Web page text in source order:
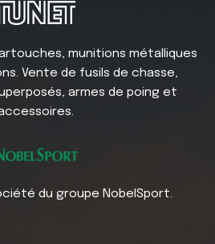
munitions métalliques
Vente de fusils de chasse,
armes de poing et
du groupe NobelSport.